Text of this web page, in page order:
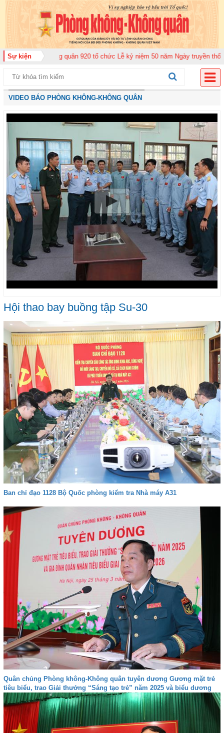
Sự kiện
Không quân 920 tổ chức Lễ kỷ niệm 50 năm Ngày truyền thống (12-11-1975/
VIDEO BÁO PHÒNG KHÔNG-KHÔNG QUÂN
Hội thao bay buồng tập Su-30
Ban chỉ đạo 1128 Bộ Quốc phòng kiểm tra Nhà máy A31
Quân chủng Phòng không-Không quân tuyên dương Gương mặt trẻ
tiêu biểu, trao Giải thưởng “Sáng tạo trẻ” năm 2025 và biểu dương
gia đình quân nhân tiêu biểu giai đoạn 2024-2026